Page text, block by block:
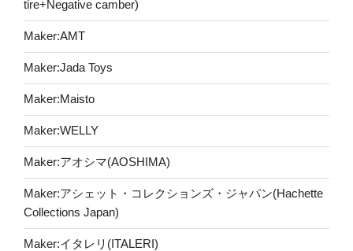
tire+Negative camber)
Maker:AMT
Maker:Jada Toys
Maker:Maisto
Maker:WELLY
Maker:アオシマ(AOSHIMA)
Maker:アシェット・コレクションズ・ジャパン(Hachette
Collections Japan)
Maker:イタレリ(ITALERI)